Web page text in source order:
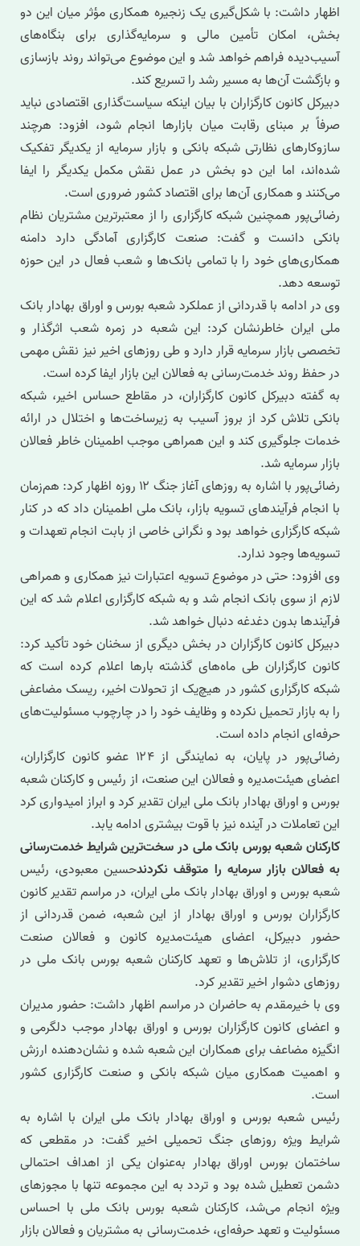
اظهار داشت: با شکل‌گیری یک زنجیره همکاری مؤثر میان این دو
بخش، امکان تأمین مالی و سرمایه‌گذاری برای بنگاه‌های
آسیب‌دیده فراهم خواهد شد و این موضوع می‌تواند روند بازسازی
و بازگشت آن‌ها به مسیر رشد را تسریع کند.
دبیرکل کانون کارگزاران با بیان اینکه سیاست‌گذاری اقتصادی نباید
صرفاً بر مبنای رقابت میان بازارها انجام شود، افزود: هرچند
سازوکارهای نظارتی شبکه بانکی و بازار سرمایه از یکدیگر تفکیک
شده‌اند، اما این دو بخش در عمل نقش مکمل یکدیگر را ایفا
می‌کنند و همکاری آن‌ها برای اقتصاد کشور ضروری است.
رضائی‌پور همچنین شبکه کارگزاری را از معتبرترین مشتریان نظام
بانکی دانست و گفت: صنعت کارگزاری آمادگی دارد دامنه
همکاری‌های خود را با تمامی بانک‌ها و شعب فعال در این حوزه
توسعه دهد.
وی در ادامه با قدردانی از عملکرد شعبه بورس و اوراق بهادار بانک
ملی ایران خاطرنشان کرد: این شعبه در زمره شعب اثرگذار و
تخصصی بازار سرمایه قرار دارد و طی روزهای اخیر نیز نقش مهمی
در حفظ روند خدمت‌رسانی به فعالان این بازار ایفا کرده است.
به گفته دبیرکل کانون کارگزاران، در مقاطع حساس اخیر، شبکه
بانکی تلاش کرد از بروز آسیب به زیرساخت‌ها و اختلال در ارائه
خدمات جلوگیری کند و این همراهی موجب اطمینان خاطر فعالان
بازار سرمایه شد.
رضائی‌پور با اشاره به روزهای آغاز جنگ ۱۲ روزه اظهار کرد: هم‌زمان
با انجام فرآیندهای تسویه بازار، بانک ملی اطمینان داد که در کنار
شبکه کارگزاری خواهد بود و نگرانی خاصی از بابت انجام تعهدات و
تسویه‌ها وجود ندارد.
وی افزود: حتی در موضوع تسویه اعتبارات نیز همکاری و همراهی
لازم از سوی بانک انجام شد و به شبکه کارگزاری اعلام شد که این
فرآیندها بدون دغدغه دنبال خواهد شد.
دبیرکل کانون کارگزاران در بخش دیگری از سخنان خود تأکید کرد:
کانون کارگزاران طی ماه‌های گذشته بارها اعلام کرده است که
شبکه کارگزاری کشور در هیچ‌یک از تحولات اخیر، ریسک مضاعفی
را به بازار تحمیل نکرده و وظایف خود را در چارچوب مسئولیت‌های
حرفه‌ای انجام داده است.
رضائی‌پور در پایان، به نمایندگی از ۱۲۴ عضو کانون کارگزاران،
اعضای هیئت‌مدیره و فعالان این صنعت، از رئیس و کارکنان شعبه
بورس و اوراق بهادار بانک ملی ایران تقدیر کرد و ابراز امیدواری کرد
این تعاملات در آینده نیز با قوت بیشتری ادامه یابد.
کارکنان شعبه بورس بانک ملی در سخت‌ترین شرایط خدمت‌رسانی
به فعالان بازار سرمایه را متوقف نکردندحسین معبودی، رئیس
شعبه بورس و اوراق بهادار بانک ملی ایران، در مراسم تقدیر کانون
کارگزاران بورس و اوراق بهادار از این شعبه، ضمن قدردانی از
حضور دبیرکل، اعضای هیئت‌مدیره کانون و فعالان صنعت
کارگزاری، از تلاش‌ها و تعهد کارکنان شعبه بورس بانک ملی در
روزهای دشوار اخیر تقدیر کرد.
وی با خیرمقدم به حاضران در مراسم اظهار داشت: حضور مدیران
و اعضای کانون کارگزاران بورس و اوراق بهادار موجب دلگرمی و
انگیزه مضاعف برای همکاران این شعبه شده و نشان‌دهنده ارزش
و اهمیت همکاری میان شبکه بانکی و صنعت کارگزاری کشور
است.
رئیس شعبه بورس و اوراق بهادار بانک ملی ایران با اشاره به
شرایط ویژه روزهای جنگ تحمیلی اخیر گفت: در مقطعی که
ساختمان بورس اوراق بهادار به‌عنوان یکی از اهداف احتمالی
دشمن تعطیل شده بود و تردد به این مجموعه تنها با مجوزهای
ویژه انجام می‌شد، کارکنان شعبه بورس بانک ملی با احساس
مسئولیت و تعهد حرفه‌ای، خدمت‌رسانی به مشتریان و فعالان بازار